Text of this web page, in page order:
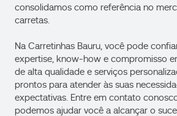
consolidamos como referência no
carretas.
Na Carretinhas Bauru, você pode
expertise, know-how e compromisso
de alta qualidade e serviços
prontos para atender às suas
expectativas. Entre em contato
podemos ajudar você a alcançar o